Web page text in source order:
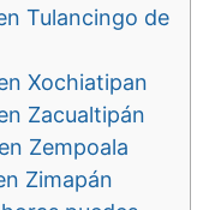
Tulancingo de
Xochiatipan
Zacualtipán
Zempoala
Zimapán